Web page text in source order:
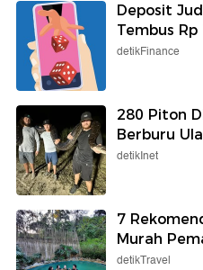
Deposit
Tembus Rp
detikFinance
280 Piton
Berburu
detikInet
7
Murah
detikTravel